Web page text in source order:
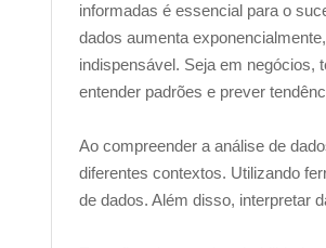
informadas é essencial para o
dados aumenta
indispensável. Seja em negócios,
entender padrões e prever
Ao compreender a análise de
diferentes contextos. Utilizando
de dados. Além disso, interpretar